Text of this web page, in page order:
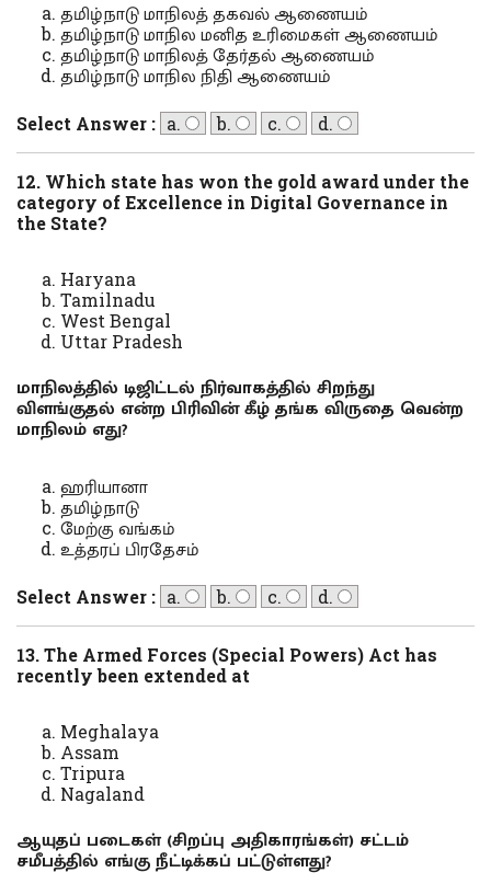
தமிழ்நாடு மாநிலத் தகவல் ஆணையம்
தமிழ்நாடு மாநில மனித உரிமைகள் ஆணையம்
தமிழ்நாடு மாநிலத் தேர்தல் ஆணையம்
தமிழ்நாடு மாநில நிதி ஆணையம்
Select Answer : a. b. c. d.
12. Which state has won the gold award under the
category of Excellence in Digital Governance in
the State?
Haryana
Tamilnadu
West Bengal
Uttar Pradesh
மாநிலத்தில் டிஜிட்டல் நிர்வாகத்தில் சிறந்து
விளங்குதல் என்ற பிரிவின் கீழ் தங்க விருதை வென்ற
மாநிலம் எது?
ஹரியானா
தமிழ்நாடு
மேற்கு வங்கம்
உத்தரப் பிரதேசம்
Select Answer : a. b. c. d.
13. The Armed Forces (Special Powers) Act has
recently been extended at
Meghalaya
Assam
Tripura
Nagaland
ஆயுதப் படைகள் (சிறப்பு அதிகாரங்கள்) சட்டம்
சமீபத்தில் எங்கு நீட்டிக்கப் பட்டுள்ளது?